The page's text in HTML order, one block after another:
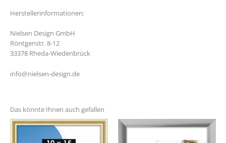
Herstellerinformationen:
Nielsen Design GmbH
Röntgenstr. 8-12
33378 Rheda-Wiedenbrück
info@nielsen-design.de
Das könnte Ihnen auch gefallen